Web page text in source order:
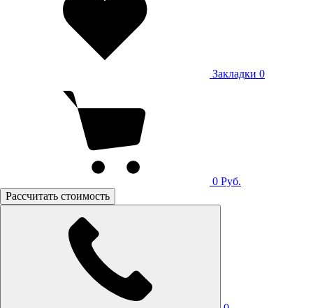
Закладки 0
0 Руб.
Рассчитать стоимость